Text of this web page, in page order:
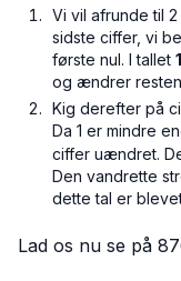
Vi vil afrunde til
sidste ciffer, vi
første nul. I tallet
og ændrer resten
Kig derefter på
Da 1 er mindre
ciffer uændret.
Den vandrette
dette tal er
Lad os nu se på